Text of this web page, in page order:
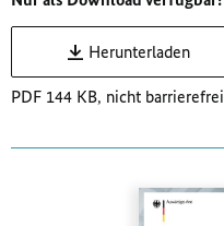
Herunterladen
PDF 144 KB, nicht barrierefrei